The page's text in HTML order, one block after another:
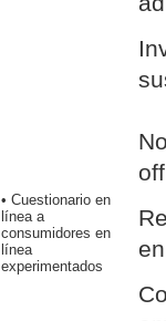
• Cuestionario en
línea a
consumidores en
línea
experimentados